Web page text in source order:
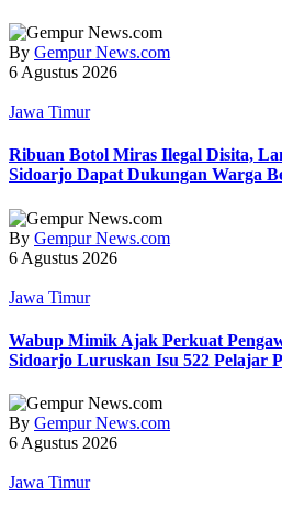
By Gempur News.com
6 Agustus 2026
Jawa Timur
Ribuan Botol Miras Ilegal Disita,
Sidoarjo Dapat Dukungan Warga
By Gempur News.com
6 Agustus 2026
Jawa Timur
Wabup Mimik Ajak Perkuat
Sidoarjo Luruskan Isu 522 Pelajar
By Gempur News.com
6 Agustus 2026
Jawa Timur